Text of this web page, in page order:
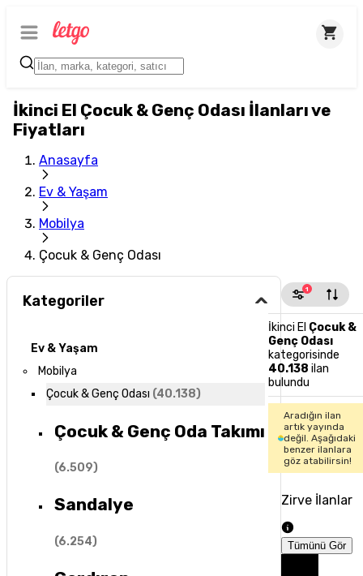
İkinci El Çocuk & Genç Odası İlanları ve
Fiyatları
Anasayfa
Ev & Yaşam
Mobilya
Çocuk & Genç Odası
Kategoriler
Ev & Yaşam
Mobilya
Çocuk & Genç Odası (40.138)
Çocuk & Genç Oda Takımı
(6.509)
Sandalye
(6.254)
1
İkinci El Çocuk &
Genç Odası
kategorisinde
40.138 ilan
bulundu
Aradığın ilan
artık yayında
değil. Aşağıdaki
benzer ilanlara
göz atabilirsin!
Zirve İlanlar
Tümünü Gör